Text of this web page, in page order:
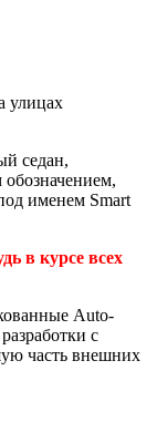
улицах
седан,
именем Smart
в курсе всех
Auto-
с
часть внешних